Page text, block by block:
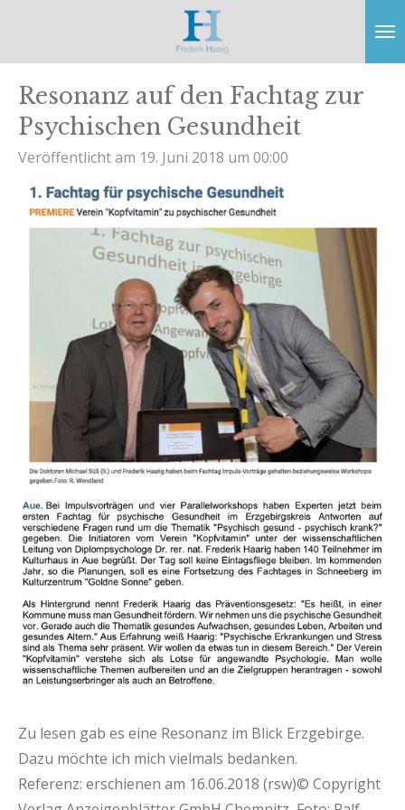
Resonanz auf den Fachtag zur
Psychischen Gesundheit
Veröffentlicht am 19. Juni 2018 um 00:00
Zu lesen gab es eine Resonanz im Blick Erzgebirge.
Dazu möchte ich mich vielmals bedanken.
Referenz: erschienen am 16.06.2018 (rsw)© Copyright